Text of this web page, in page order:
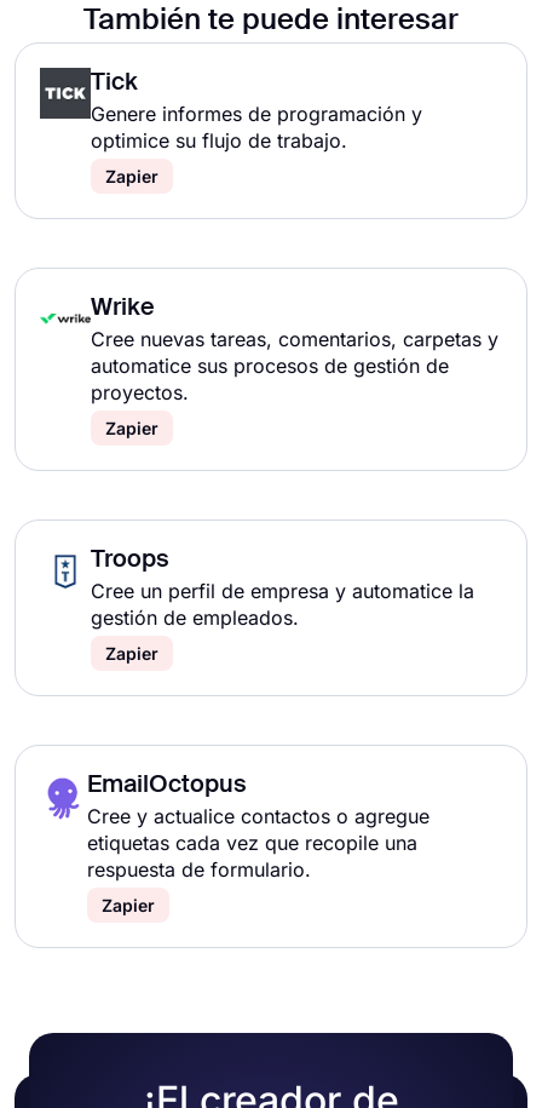
También te puede interesar
Tick
Genere informes de programación y
optimice su flujo de trabajo.
Zapier
Wrike
Cree nuevas tareas, comentarios, carpetas y
automatice sus procesos de gestión de
proyectos.
Zapier
Troops
Cree un perfil de empresa y automatice la
gestión de empleados.
Zapier
EmailOctopus
Cree y actualice contactos o agregue
etiquetas cada vez que recopile una
respuesta de formulario.
Zapier